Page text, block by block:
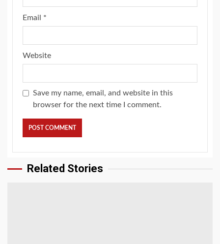
Email *
Website
Save my name, email, and website in this
browser for the next time I comment.
Related Stories